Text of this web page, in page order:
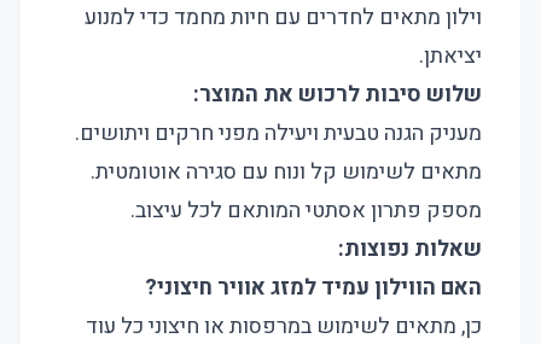
וילון מתאים לחדרים עם חיות מחמד כדי למנוע
יציאתן.
שלוש סיבות לרכוש את המוצר:
מעניק הגנה טבעית ויעילה מפני חרקים ויתושים.
מתאים לשימוש קל ונוח עם סגירה אוטומטית.
מספק פתרון אסתטי המותאם לכל עיצוב.
שאלות נפוצות:
האם הווילון עמיד למזג אוויר חיצוני?
כן, מתאים לשימוש במרפסות או חיצוני כל עוד